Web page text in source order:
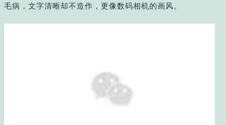
毛病，文字清晰却不造作，更像数码相机的画风。